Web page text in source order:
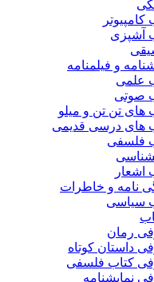
کامپیوتر
آشپزی
و فیلمنامه
علمی
صوتی
های تن تن و میلو
های درسی قدیمی
فلسفی
اشعار
نامه و خاطرات
سیاسی
رمان
داستان کوتاه
کتاب فلسفی
نمایشنامه